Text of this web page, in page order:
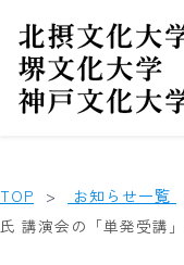
TOP お知らせ一覧
氏 講演会の「単発受講